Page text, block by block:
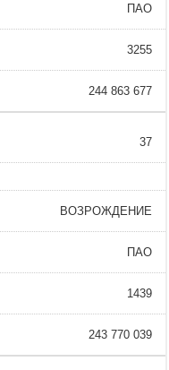
ПАО
3255
244 863 677
37
ВОЗРОЖДЕНИЕ
ПАО
1439
243 770 039